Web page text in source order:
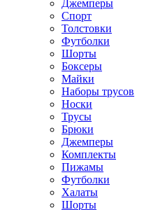
Джемперы
Спорт
Толстовки
Футболки
Шорты
Боксеры
Майки
Наборы трусов
Носки
Трусы
Брюки
Джемперы
Комплекты
Пижамы
Футболки
Халаты
Шорты